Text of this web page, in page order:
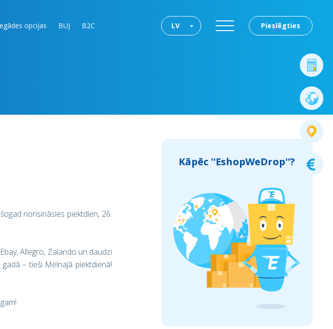
opcijas BUJ B2C Pieslēgties
LV
norisināsies piektdien, 26.
Allegro, Zalando un daudzi
– tieši Melnajā piektdienā!
Kāpēc ''EshopWeDrop''?